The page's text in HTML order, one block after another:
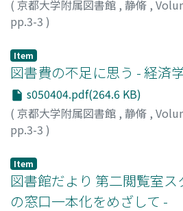
( 京都大学附属図書館 , 静脩 ,
pp.3-3 )
Item
図書費の不足に思う - 経済
s050404.pdf(264.6 KB)
( 京都大学附属図書館 , 静脩 ,
pp.3-3 )
Item
図書館だより 第二閲覧室ス
の窓口一本化をめざして -